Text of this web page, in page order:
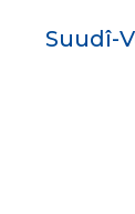
Suudî-